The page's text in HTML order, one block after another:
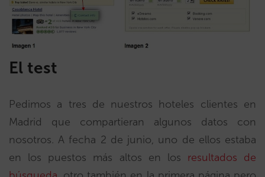
El test
Pedimos a tres de nuestros hoteles clientes en
Madrid que compartieran algunos datos con
nosotros. A fecha 2 de junio, uno de ellos estaba
en los puestos más altos en los resultados de